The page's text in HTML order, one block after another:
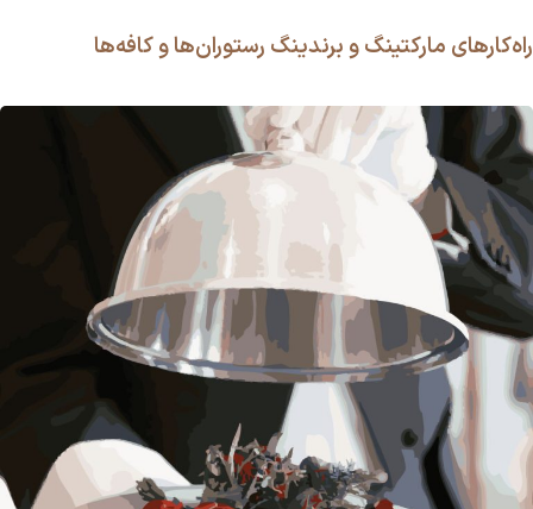
راه‌کارهای مارکتینگ و برندینگ رستوران‌ها و کافه‌ها